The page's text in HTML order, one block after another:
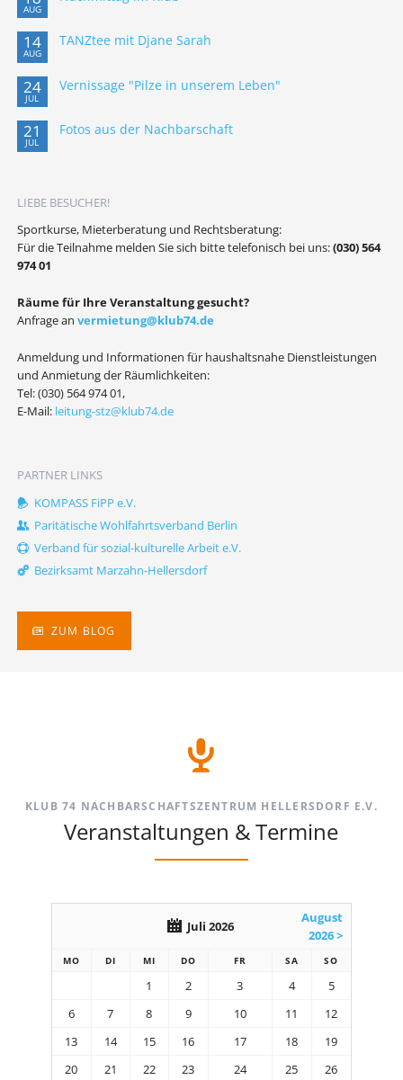
AUG
14
AUG
TANZtee mit Djane Sarah
24
JUL
Vernissage "Pilze in unserem Leben"
21
JUL
Fotos aus der Nachbarschaft
LIEBE BESUCHER!
Sportkurse, Mieterberatung und Rechtsberatung:
Für die Teilnahme melden Sie sich bitte telefonisch bei uns:(030) 564
974 01
Räume für Ihre Veranstaltung gesucht?
Anfrage an vermietung@klub74.de
Anmeldung und Informationen für haushaltsnahe Dienstleistungen
und Anmietung der Räumlichkeiten:
Tel: (030) 564 974 01,
E-Mail: leitung-stz@klub74.de
PARTNER LINKS
KOMPASS FiPP e.V.
Paritätische Wohlfahrtsverband Berlin
Verband für sozial-kulturelle Arbeit e.V.
Bezirksamt Marzahn-Hellersdorf
ZUM BLOG
KLUB 74 NACHBARSCHAFTSZENTRUM HELLERSDORF E.V.
Veranstaltungen & Termine
Juli 2026
August
2026 >
MO DI MI DO FR SA SO
1 2 3 4
5
6
7 8 9 10 11
12
13
14 15 16 17 18
19
20
21 22 23 24 25 26